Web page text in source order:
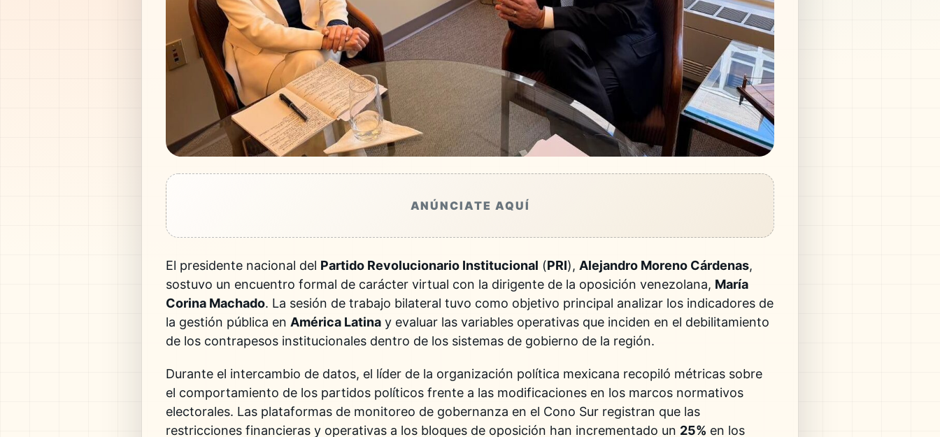
ANÚNCIATE AQUÍ
El presidente nacional del Partido Revolucionario Institucional (PRI), Alejandro Moreno Cárdenas,
sostuvo un encuentro formal de carácter virtual con la dirigente de la oposición venezolana, María
Corina Machado. La sesión de trabajo bilateral tuvo como objetivo principal analizar los indicadores de
la gestión pública en América Latina y evaluar las variables operativas que inciden en el debilitamiento
de los contrapesos institucionales dentro de los sistemas de gobierno de la región.
Durante el intercambio de datos, el líder de la organización política mexicana recopiló métricas sobre
el comportamiento de los partidos políticos frente a las modificaciones en los marcos normativos
electorales. Las plataformas de monitoreo de gobernanza en el Cono Sur registran que las
restricciones financieras y operativas a los bloques de oposición han incrementado un 25% en los